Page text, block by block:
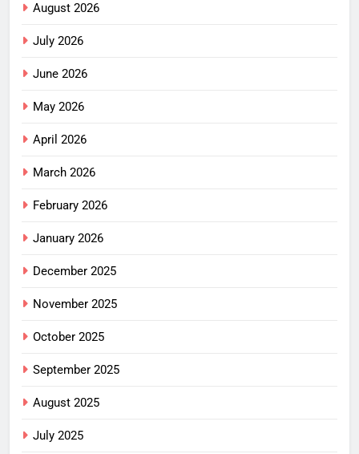
August 2026
July 2026
June 2026
May 2026
April 2026
March 2026
February 2026
January 2026
December 2025
November 2025
October 2025
September 2025
August 2025
July 2025